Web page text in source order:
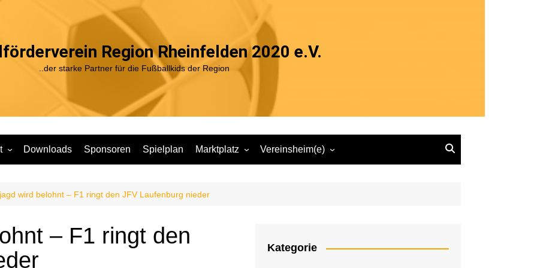
Region Rheinfelden 2020 e.V.
..der starke Partner für die Fußballkids der Region
B1
unserer
Sport
Downloads Sponsoren Spielplan Marktplatz Vereinsheim(e)
wird belohnt – F1 ringt den JFV Laufenburg nieder
– F1 ringt den
Kategorie